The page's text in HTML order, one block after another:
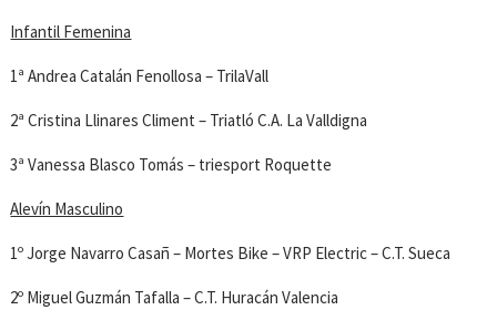
Infantil Femenina
1ª Andrea Catalán Fenollosa – TrilaVall
2ª Cristina Llinares Climent – Triatló C.A. La Valldigna
3ª Vanessa Blasco Tomás – triesport Roquette
Alevín Masculino
1º Jorge Navarro Casañ – Mortes Bike – VRP Electric – C.T. Sueca
2º Miguel Guzmán Tafalla – C.T. Huracán Valencia